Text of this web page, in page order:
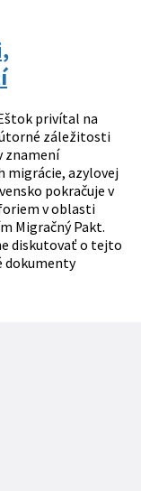
privítal na
záležitosti
znamení
migrácie, azylovej
pokračuje v
v oblasti
Migračný Pakt.
diskutovať o tejto
dokumenty